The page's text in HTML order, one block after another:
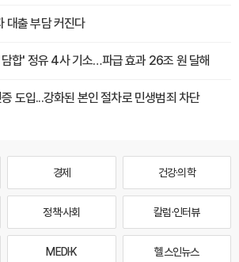
대출 부담 커진다
담합' 정유 4사 기소…파급 효과 26조 원 달해
도입...강화된 본인 절차로 민생범죄 차단
경제 건강·의학
정책·사회 칼럼·인터뷰
MEDI·K 헬스인뉴스